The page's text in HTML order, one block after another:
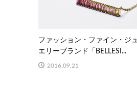
ファッション・ファイン・ジュ
エリーブランド「BELLESI...
2016.09.21